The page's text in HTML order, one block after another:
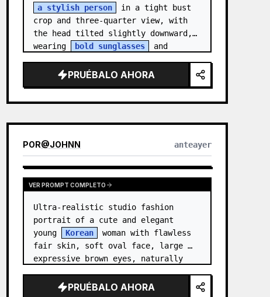
a stylish person
in a tight bust
crop and three-quarter view, with
the head tilted slightly downward,
wearing
bold sunglasses
and
PRUÉBALO AHORA
POR@JOHNN anteayer
VER PROMPT COMPLETO
Ultra-realistic studio fashion
portrait of a cute and elegant
young
Korean
woman with flawless
fair skin, soft oval face, large
expressive brown eyes, naturally
silky black hair styled in…
PRUÉBALO AHORA